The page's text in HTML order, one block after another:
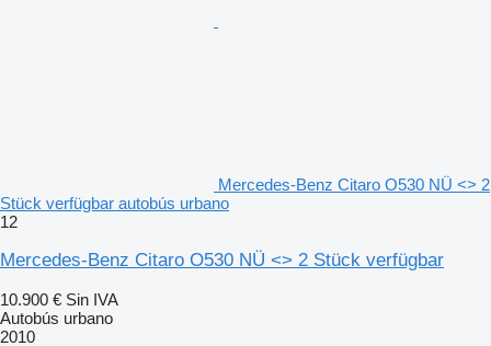
Mercedes-Benz Citaro O530 NÜ <> 2
Stück verfügbar autobús urbano
12
Mercedes-Benz Citaro O530 NÜ <> 2 Stück verfügbar
10.900 € Sin IVA
Autobús urbano
2010